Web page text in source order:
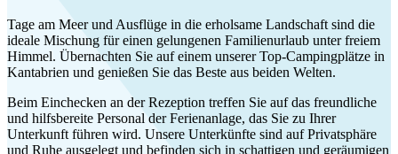
Tage am Meer und Ausflüge in die erholsame Landschaft sind die
ideale Mischung für einen gelungenen Familienurlaub unter freiem
Himmel. Übernachten Sie auf einem unserer Top-Campingplätze in
Kantabrien und genießen Sie das Beste aus beiden Welten.
Beim Einchecken an der Rezeption treffen Sie auf das freundliche
und hilfsbereite Personal der Ferienanlage, das Sie zu Ihrer
Unterkunft führen wird. Unsere Unterkünfte sind auf Privatsphäre
und Ruhe ausgelegt und befinden sich in schattigen und geräumigen